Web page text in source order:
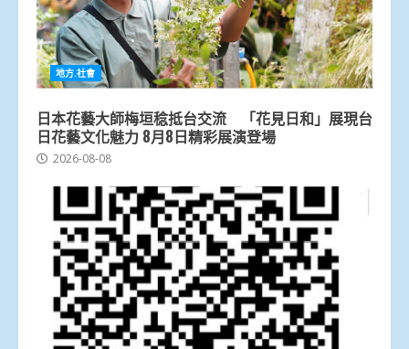
地方.社會
日本花藝大師梅垣稔抵台交流 「花見日和」展現台
日花藝文化魅力 8月8日精彩展演登場
2026-08-08